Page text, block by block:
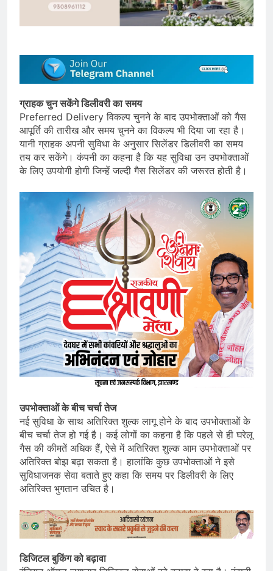
ग्राहक चुन सकेंगे डिलीवरी का समय
Preferred Delivery विकल्प चुनने के बाद उपभोक्ताओं को गैस
आपूर्ति की तारीख और समय चुनने का विकल्प भी दिया जा रहा है।
यानी ग्राहक अपनी सुविधा के अनुसार सिलेंडर डिलीवरी का समय
तय कर सकेंगे। कंपनी का कहना है कि यह सुविधा उन उपभोक्ताओं
के लिए उपयोगी होगी जिन्हें जल्दी गैस सिलेंडर की जरूरत होती है।
उपभोक्ताओं के बीच चर्चा तेज
नई सुविधा के साथ अतिरिक्त शुल्क लागू होने के बाद उपभोक्ताओं के
बीच चर्चा तेज हो गई है। कई लोगों का कहना है कि पहले से ही घरेलू
गैस की कीमतें अधिक हैं, ऐसे में अतिरिक्त शुल्क आम उपभोक्ताओं पर
अतिरिक्त बोझ बढ़ा सकता है। हालांकि कुछ उपभोक्ताओं ने इसे
सुविधाजनक सेवा बताते हुए कहा कि समय पर डिलीवरी के लिए
अतिरिक्त भुगतान उचित है।
डिजिटल बुकिंग को बढ़ावा